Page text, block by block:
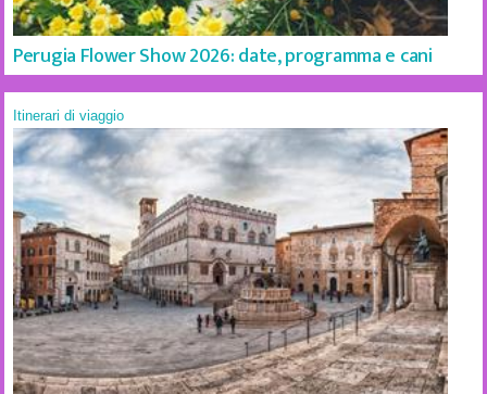
Perugia Flower Show 2026: date, programma e cani
Itinerari di viaggio